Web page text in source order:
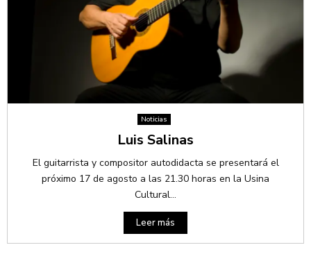
Noticias
Luis Salinas
El guitarrista y compositor autodidacta se presentará el
próximo 17 de agosto a las 21.30 horas en la Usina
Cultural...
Leer más